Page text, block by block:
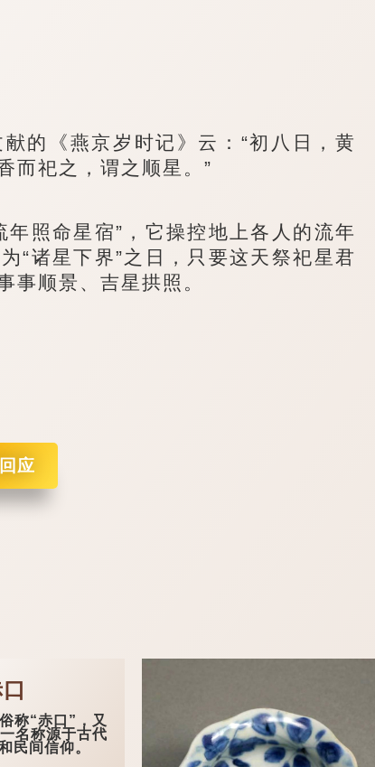
《燕京岁时记》云：“初八日，黄
而祀之，谓之顺星。”
照命星宿”，它操控地上各人的流年
“诸星下界”之日，只要这天祭祀星君
事顺景、吉星拱照。
应
“赤口”，又
名称源于古代
民间信仰。